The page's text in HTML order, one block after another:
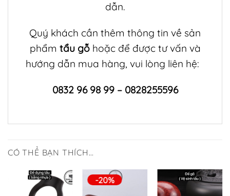
dẫn.
Quý khách cần thêm thông tin về sản
phẩm tẩu gỗ hoặc để được tư vấn và
hướng dẫn mua hàng, vui lòng liên hệ:
0832 96 98 99 – 0828255596
CÓ THỂ BẠN THÍCH…
-20%